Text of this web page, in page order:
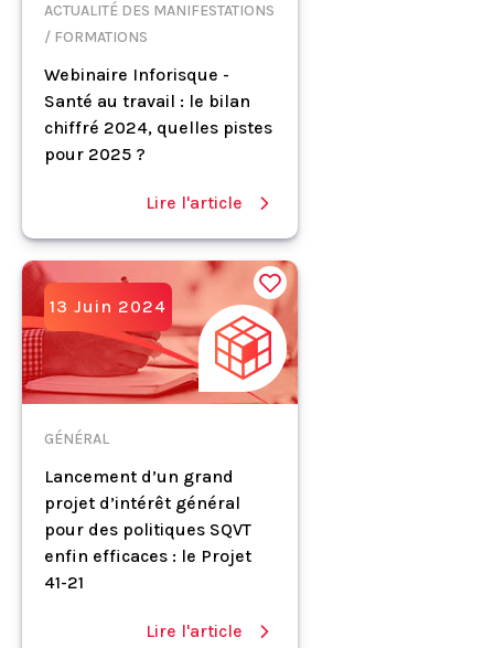
ACTUALITÉ DES MANIFESTATIONS
/ FORMATIONS
Webinaire Inforisque -
Santé au travail : le bilan
chiffré 2024, quelles pistes
pour 2025 ?
Lire l'article
13 Juin 2024
GÉNÉRAL
Lancement d’un grand
projet d’intérêt général
pour des politiques SQVT
enfin efficaces : le Projet
41-21
Lire l'article